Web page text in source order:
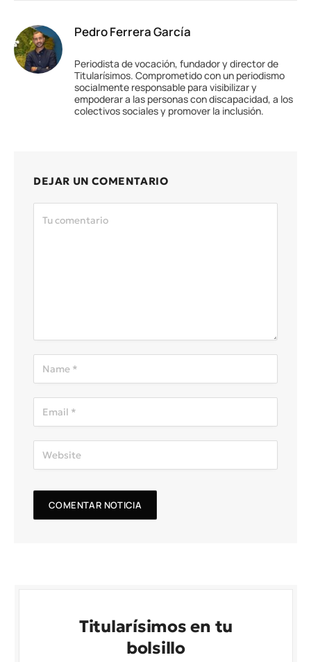
Pedro Ferrera García
Periodista de vocación, fundador y director de
Titularísimos. Comprometido con un periodismo
socialmente responsable para visibilizar y
empoderar a las personas con discapacidad, a los
colectivos sociales y promover la inclusión.
DEJAR UN COMENTARIO
Titularísimos en tu
bolsillo